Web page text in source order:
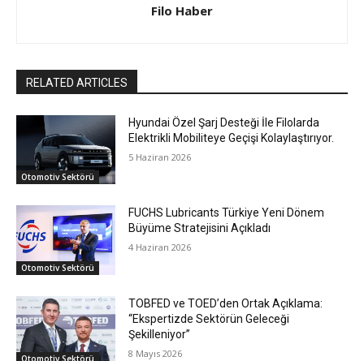
Filo Haber
RELATED ARTICLES
Otomotiv Sektörü
Hyundai Özel Şarj Desteği İle Filolarda
Elektrikli Mobiliteye Geçişi Kolaylaştırıyor.
5 Haziran 2026
Otomotiv Sektörü
FUCHS Lubricants Türkiye Yeni Dönem
Büyüme Stratejisini Açıkladı
4 Haziran 2026
Otomotiv Sektörü
TOBFED ve TOED’den Ortak Açıklama:
“Ekspertizde Sektörün Geleceği
Şekilleniyor”
8 Mayıs 2026